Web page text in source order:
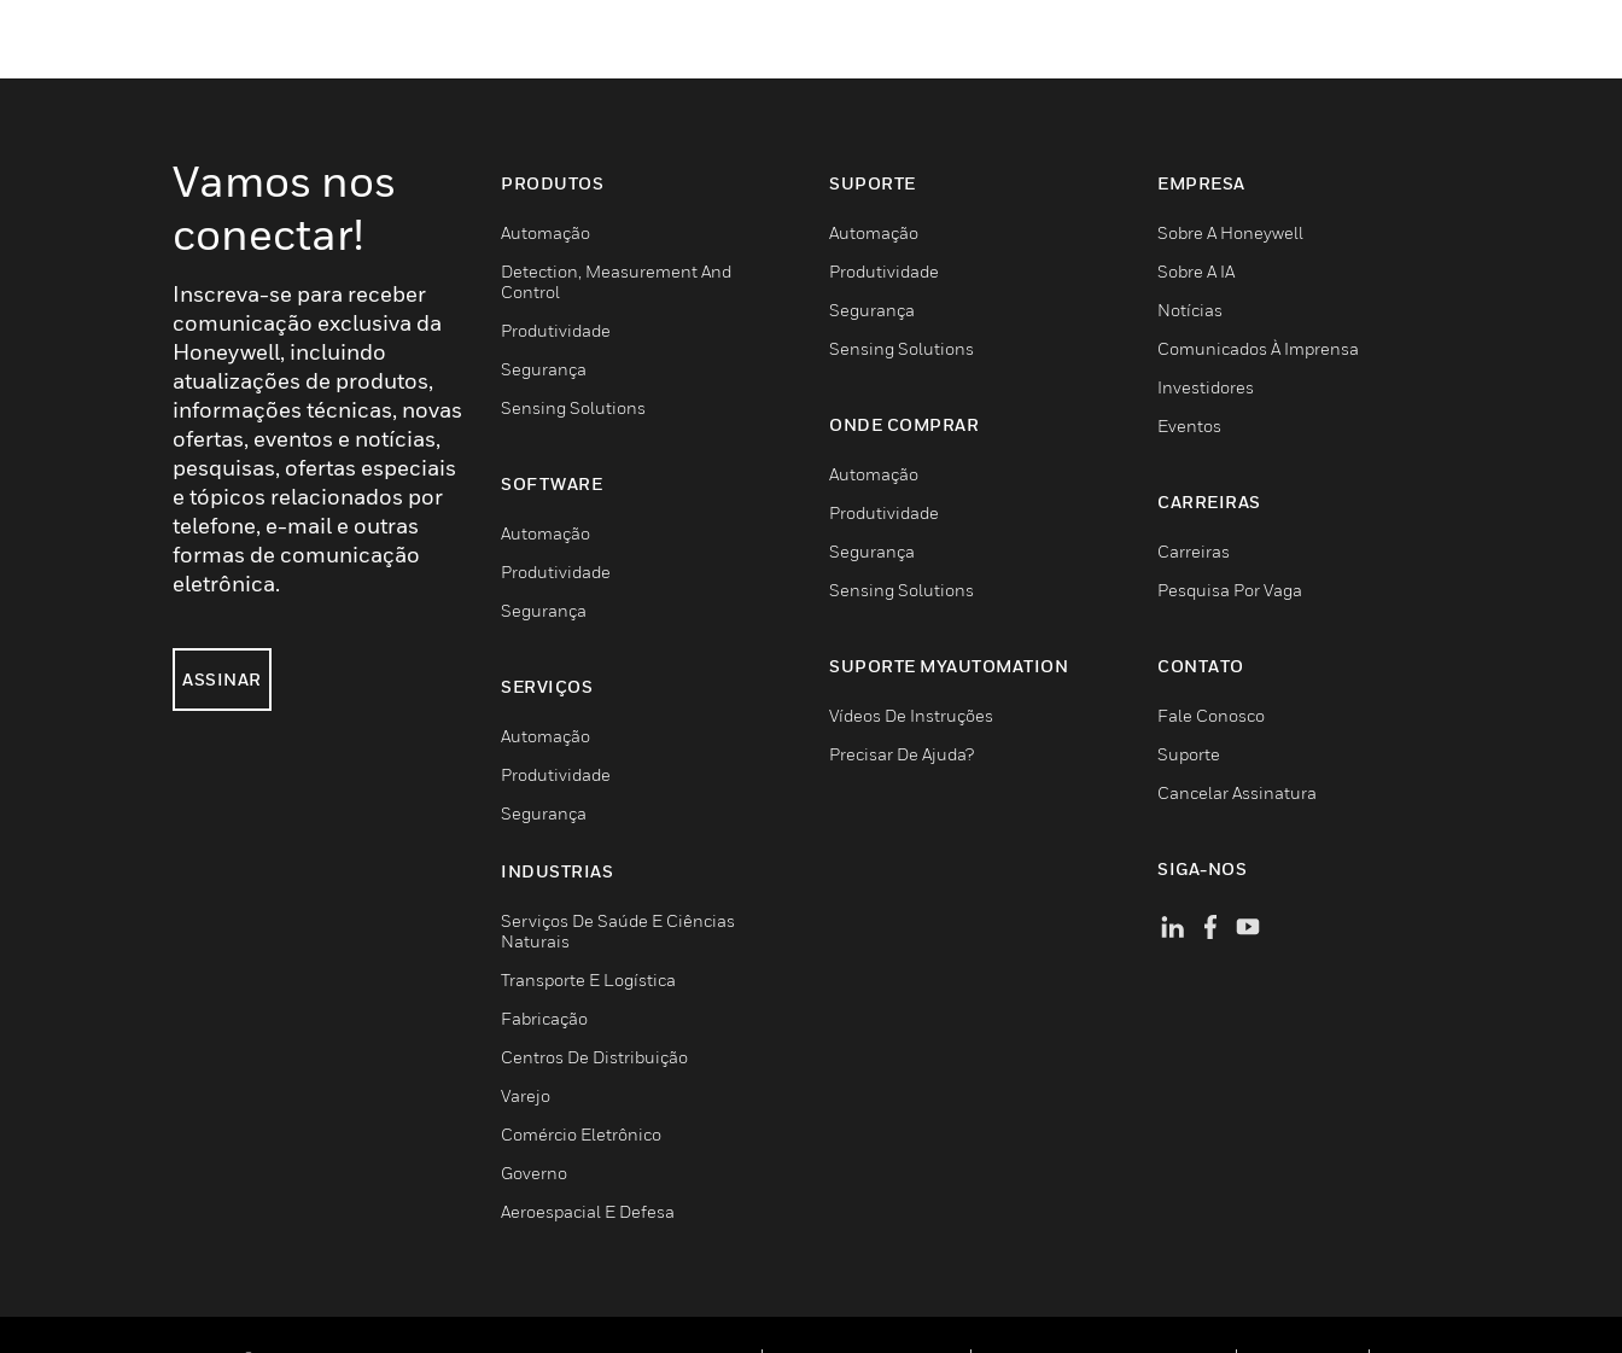
Vamos nos
conectar!
Inscreva-se para receber
comunicação exclusiva da
Honeywell, incluindo
atualizações de produtos,
informações técnicas, novas
ofertas, eventos e notícias,
pesquisas, ofertas especiais
e tópicos relacionados por
telefone, e-mail e outras
formas de comunicação
eletrônica.
ASSINAR
PRODUTOS
Automação
Detection, Measurement And
Control
Produtividade
Segurança
Sensing Solutions
SOFTWARE
Automação
Produtividade
Segurança
SERVIÇOS
Automação
Produtividade
Segurança
INDUSTRIAS
Serviços De Saúde E Ciências
Naturais
Transporte E Logística
Fabricação
Centros De Distribuição
Varejo
Comércio Eletrônico
Governo
Aeroespacial E Defesa
SUPORTE
Automação
Produtividade
Segurança
Sensing Solutions
ONDE COMPRAR
Automação
Produtividade
Segurança
Sensing Solutions
SUPORTE MYAUTOMATION
Vídeos De Instruções
Precisar De Ajuda?
EMPRESA
Sobre A Honeywell
Sobre A IA
Notícias
Comunicados À Imprensa
Investidores
Eventos
CARREIRAS
Carreiras
Pesquisa Por Vaga
CONTATO
Fale Conosco
Suporte
Cancelar Assinatura
SIGA-NOS